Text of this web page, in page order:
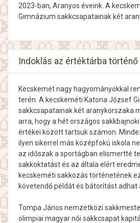
2023-ban, Aranyos éveink. A
Gimnázium sakkcsapatainak két
Indoklás az értéktárba
Kecskemét nagy hagyományokkal
terén. A kecskeméti Katona József
sakkcsapatainak két aranykorszaka
arra, hogy a hét országos
értékei között tartsuk számon.
ilyen sikerrel más középfokú iskola
az időszak a sportágban elismertté
sakkoktatást és az általa elért
kecskeméti sakkozás történetének
követendő példát és bátorítást adhat
Tompa János nemzetközi
olimpiai magyar női sakkcsapat